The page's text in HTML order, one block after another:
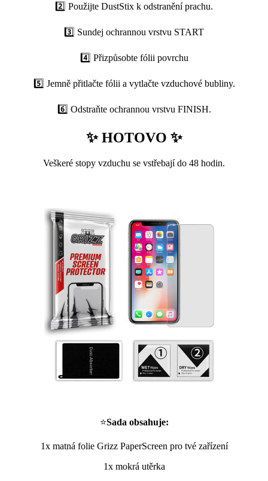
2️⃣ Použijte DustStix k odstranění prachu.
3️⃣ Sundej ochrannou vrstvu START
4️⃣ Přizpůsobte fólii povrchu
5️⃣ Jemně přitlačte fólii a vytlačte vzduchové bubliny.
6️⃣ Odstraňte ochrannou vrstvu FINISH.
✨ HOTOVO ✨
Veškeré stopy vzduchu se vstřebají do 48 hodin.
⭐Sada obsahuje:
1x matná folie Grizz PaperScreen pro tvé zařízení
1x mokrá utěrka